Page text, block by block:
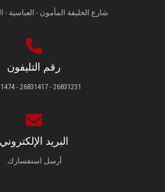
شارع الخليفة المأمون - العباسية -
رقم التليفون
26831231 - 26831417 - 26831474
البريد الإلكتروني
أرسل استفسارك.